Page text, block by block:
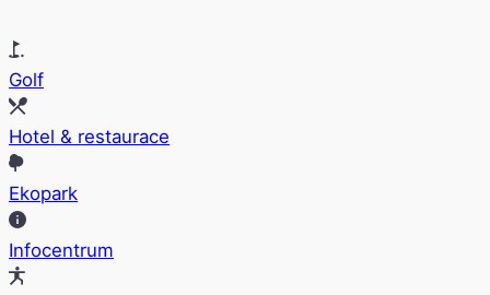
Golf
Hotel & restaurace
Ekopark
Infocentrum